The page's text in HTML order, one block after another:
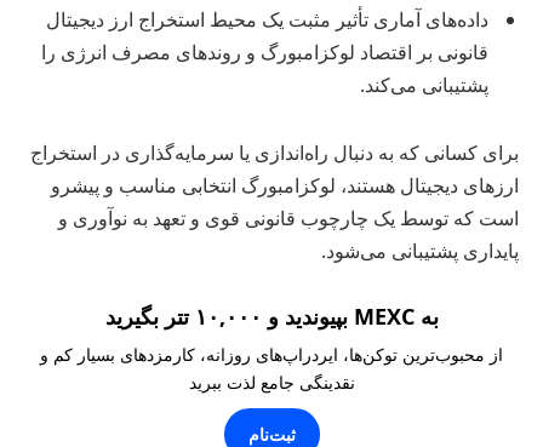
داده‌های آماری تأثیر مثبت یک محیط استخراج ارز دیجیتال
قانونی بر اقتصاد لوکزامبورگ و روندهای مصرف انرژی را
پشتیبانی می‌کند.
برای کسانی که به دنبال راه‌اندازی یا سرمایه‌گذاری در استخراج
ارزهای دیجیتال هستند، لوکزامبورگ انتخابی مناسب و پیشرو
است که توسط یک چارچوب قانونی قوی و تعهد به نوآوری و
پایداری پشتیبانی می‌شود.
به MEXC بپیوندید و ۱۰,۰۰۰ تتر بگیرید
از محبوب‌ترین توکن‌ها، ایردراپ‌های روزانه، کارمزدهای بسیار کم و
نقدینگی جامع لذت ببرید
ثبت‌نام